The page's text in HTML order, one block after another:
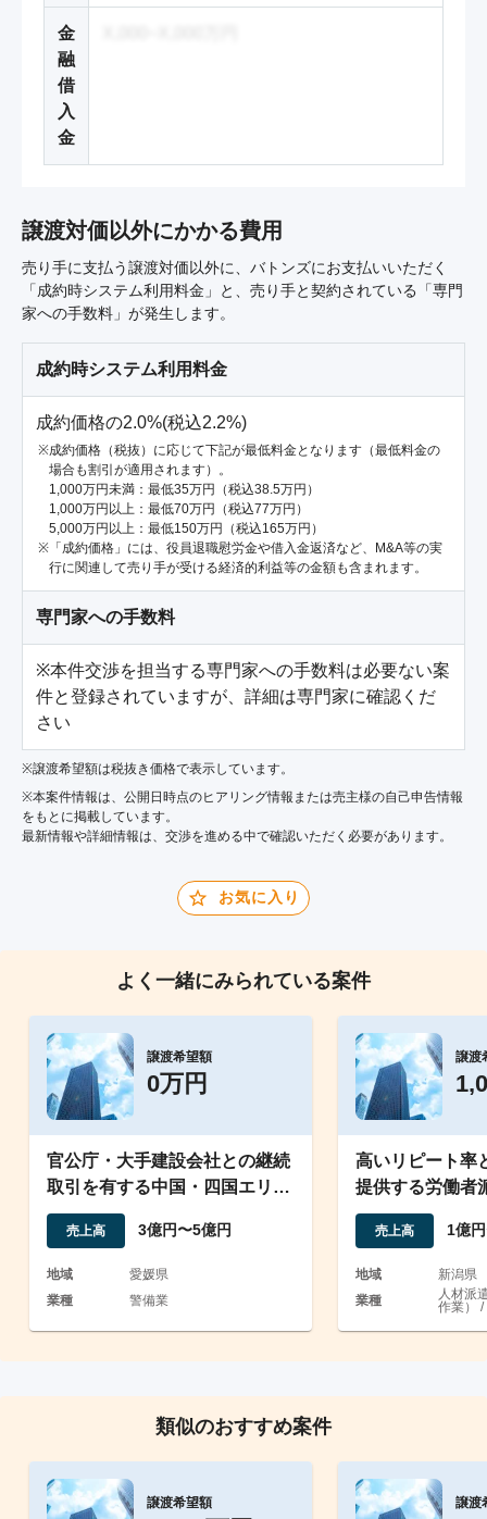
金
融
借
入
金
譲渡対価以外にかかる費用
売り手に支払う譲渡対価以外に、バトンズにお支払いいただく
「成約時システム利用料金」と、売り手と契約されている「専門
家への手数料」が発生します。
成約時システム利用料金
成約価格の2.0%(税込2.2%)
成約価格（税抜）に応じて下記が最低料金となります（最低料金の
場合も割引が適用されます）。
1,000万円未満：最低35万円（税込38.5万円）
1,000万円以上：最低70万円（税込77万円）
5,000万円以上：最低150万円（税込165万円）
「成約価格」には、役員退職慰労金や借入金返済など、M&A等の実
行に関連して売り手が受ける経済的利益等の金額も含まれます。
専門家への手数料
※本件交渉を担当する専門家への手数料は必要ない案
件と登録されていますが、詳細は専門家に確認くだ
さい
※譲渡希望額は税抜き価格で表示しています。
※本案件情報は、公開日時点のヒアリング情報または売主様の自己申告情報
をもとに掲載しています。
最新情報や詳細情報は、交渉を進める中で確認いただく必要があります。
お気に入り
よく一緒にみられている案件
譲渡希望額
0万円
官公庁・大手建設会社との継続
取引を有する中国・四国エリア
の総合警備会社
売上高 3億円〜5億円
地域
愛媛県
業種
警備業
譲渡
高いリピート率
提供する労働者
売上高 1億
地域
新潟県
業種
人材派
作業） /
類似のおすすめ案件
譲渡希望額 譲渡